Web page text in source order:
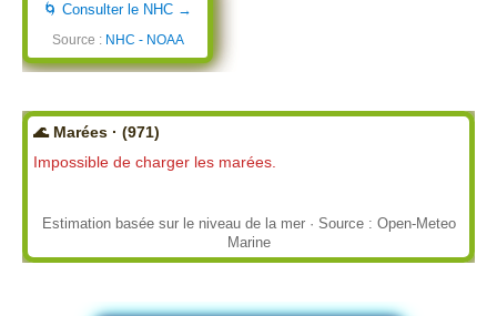
🌀 Consulter le NHC →
Source : NHC - NOAA
🌊 Marées · (971)
Impossible de charger les marées.
Estimation basée sur le niveau de la mer · Source : Open-Meteo
Marine